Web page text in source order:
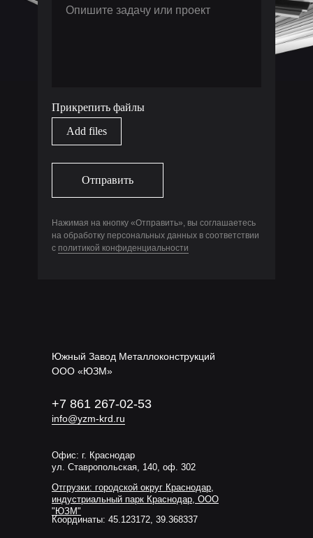
Опишите задачу или проект
Прикрепить файлы
Add files
Отправить
Нажимая на кнопку «Отправить», вы соглашаетесь
на обработку персональных данных в соответствии
с политикой конфиденциальности
Южный Завод Металлоконструкций
ООО «ЮЗМ»
+7 861 267-02-53
info@yzm-krd.ru
Офис: г. Краснодар
ул. Ставропольская, 140, оф. 302
Отгрузки: городской округ Краснодар,
индустриальный парк Краснодар, ООО
"ЮЗМ"
Координаты: 45.123172, 39.368337